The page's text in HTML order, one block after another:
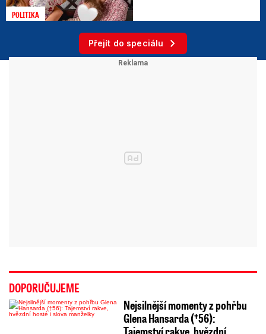
POLITIKA
Přejít do speciálu
DOPORUČUJEME
Nejsilnější momenty z pohřbu
Glena Hansarda (†56):